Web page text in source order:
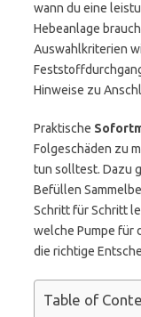
wann du eine
Hebeanlage
Auswahlkriterien
Hinweise zu
Praktische
Folgeschäden zu
tun solltest. Dazu
Befüllen
Schritt für Schritt
welche Pumpe für
die richtige
Table of